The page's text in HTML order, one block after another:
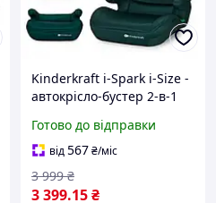
Kinderkraft i-Spark i-Size -
автокрісло-бустер 2-в-1
Готово до відправки
від567₴/міс
3 399.15₴
3 999 ₴